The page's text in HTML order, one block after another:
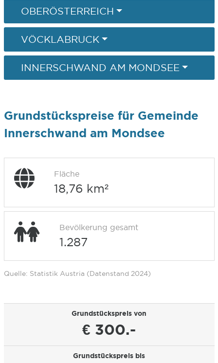
OBERÖSTERREICH
VÖCKLABRUCK
INNERSCHWAND AM MONDSEE
Grundstückspreise für Gemeinde
Innerschwand am Mondsee
Fläche
18,76 km²
Bevölkerung gesamt
1.287
Quelle: Statistik Austria (Datenstand 2024)
Grundstückspreis von
€ 300.-
Grundstückspreis bis